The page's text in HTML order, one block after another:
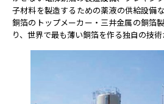
子材料を製造するための薬液の供給設備
銅箔のトップメーカー・三井金属の銅箔
り、世界で最も薄い銅箔を作る独自の技術